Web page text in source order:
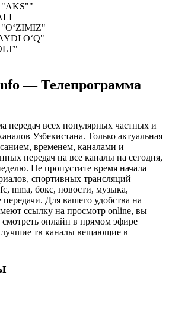
"AKS""
O‘Q"
— Телепрограмма
всех популярных частных и
Узбекистана. Только актуальная
временем, каналами и
передач на все каналы на сегодня,
Не пропустите время начала
спортивных трансляций
mma, бокс, новости, музыка,
Для вашего удобства на
ссылку на просмотр online, вы
смотреть онлайн в прямом эфире
лучшие тв каналы вещающие в